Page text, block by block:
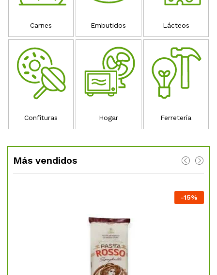
Carnes Embutidos Lácteos
Confituras Hogar Ferretería
Más vendidos
-15%